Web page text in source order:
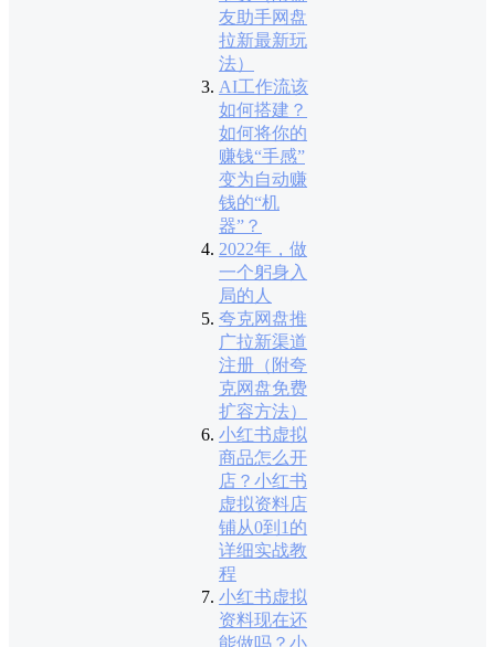
友助手网盘
拉新最新玩
法）
AI工作流该
如何搭建？
如何将你的
赚钱“手感”
变为自动赚
钱的“机
器”？
2022年，做
一个躬身入
局的人
夸克网盘推
广拉新渠道
注册（附夸
克网盘免费
扩容方法）
小红书虚拟
商品怎么开
店？小红书
虚拟资料店
铺从0到1的
详细实战教
程
小红书虚拟
资料现在还